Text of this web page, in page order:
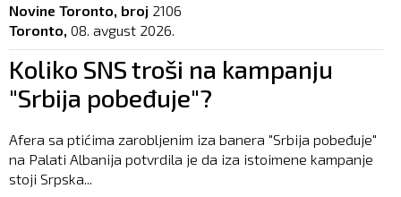
Novine Toronto, broj 2106
Toronto, 08. avgust 2026.
Koliko SNS troši na kampanju
"Srbija pobeđuje"?
Afera sa ptićima zarobljenim iza banera "Srbija pobeđuje"
na Palati Albanija potvrdila je da iza istoimene kampanje
stoji Srpska...